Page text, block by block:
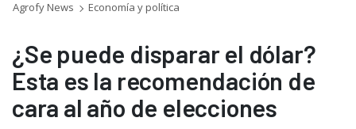
Agrofy News Economía y política
¿Se puede disparar el dólar?
Esta es la recomendación de
cara al año de elecciones